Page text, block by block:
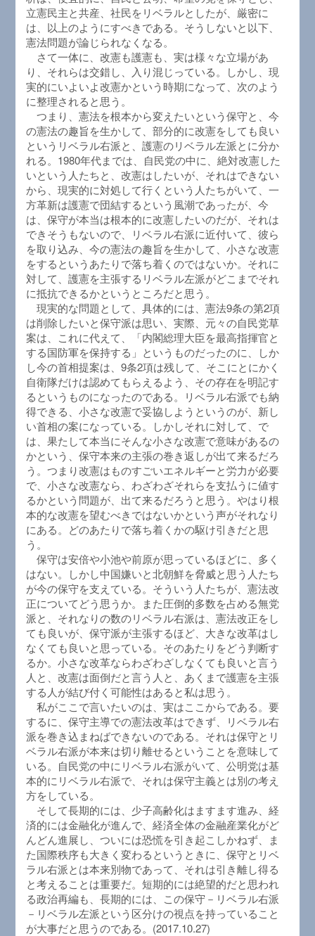
立憲民主と共産、社民をリベラルとしたが、厳密に
は、以上のようにすべきである。そうしないと以下、
憲法問題が論じられなくなる。
さて一体に、改憲も護憲も、実は様々な立場があ
り、それらは交錯し、入り混じっている。しかし、現
実的にいよいよ改憲かという時期になって、次のよう
に整理されると思う。
つまり、憲法を根本から変えたいという保守と、今
の憲法の趣旨を生かして、部分的に改憲をしても良い
というリベラル右派と、護憲のリベラル左派とに分か
れる。1980年代までは、自民党の中に、絶対改憲した
いという人たちと、改憲はしたいが、それはできない
から、現実的に対処して行くという人たちがいて、一
方革新は護憲で団結するという風潮であったが、今
は、保守が本当は根本的に改憲したいのだが、それは
できそうもないので、リベラル右派に近付いて、彼ら
を取り込み、今の憲法の趣旨を生かして、小さな改憲
をするというあたりで落ち着くのではないか。それに
対して、護憲を主張するリベラル左派がどこまでそれ
に抵抗できるかというところだと思う。
現実的な問題として、具体的には、憲法9条の第2項
は削除したいと保守派は思い、実際、元々の自民党草
案は、これに代えて、「内閣総理大臣を最高指揮官と
する国防軍を保持する」というものだったのに、しか
し今の首相提案は、9条2項は残して、そこにとにかく
自衛隊だけは認めてもらえるよう、その存在を明記す
るというものになったのである。リベラル右派でも納
得できる、小さな改憲で妥協しようというのが、新し
い首相の案になっている。しかしそれに対して、で
は、果たして本当にそんな小さな改憲で意味があるの
かという、保守本来の主張の巻き返しが出て来るだろ
う。つまり改憲はものすごいエネルギーと労力が必要
で、小さな改憲なら、わざわざそれらを支払うに値す
るかという問題が、出て来るだろうと思う。やはり根
本的な改憲を望むべきではないかという声がそれなり
にある。どのあたりで落ち着くかの駆け引きだと思
う。
保守は安倍や小池や前原が思っているほどに、多く
はない。しかし中国嫌いと北朝鮮を脅威と思う人たち
が今の保守を支えている。そういう人たちが、憲法改
正についてどう思うか。また圧倒的多数を占める無党
派と、それなりの数のリベラル右派は、憲法改正をし
ても良いが、保守派が主張するほど、大きな改革はし
なくても良いと思っている。そのあたりをどう判断す
るか。小さな改革ならわざわざしなくても良いと言う
人と、改憲は面倒だと言う人と、あくまで護憲を主張
する人が結び付く可能性はあると私は思う。
私がここで言いたいのは、実はここからである。要
するに、保守主導での憲法改革はできず、リベラル右
派を巻き込まねばできないのである。それは保守とリ
ベラル右派が本来は切り離せるということを意味して
いる。自民党の中にリベラル右派がいて、公明党は基
本的にリベラル右派で、それは保守主義とは別の考え
方をしている。
そして長期的には、少子高齢化はますます進み、経
済的には金融化が進んで、経済全体の金融産業化がど
んどん進展し、ついには恐慌を引き起こしかねず、ま
た国際秩序も大きく変わるというときに、保守とリベ
ラル右派とは本来別物であって、それは引き離し得る
と考えることは重要だ。短期的には絶望的だと思われ
る政治再編も、長期的には、この保守－リベラル右派
－リベラル左派という区分けの視点を持っていること
が大事だと思うのである。(2017.10.27)